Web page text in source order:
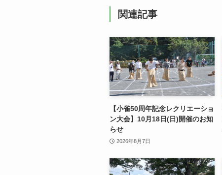
関連記事
【小雀50周年記念レクリエーショ
ン大会】10月18日(日)開催のお知
らせ
2026年8月7日